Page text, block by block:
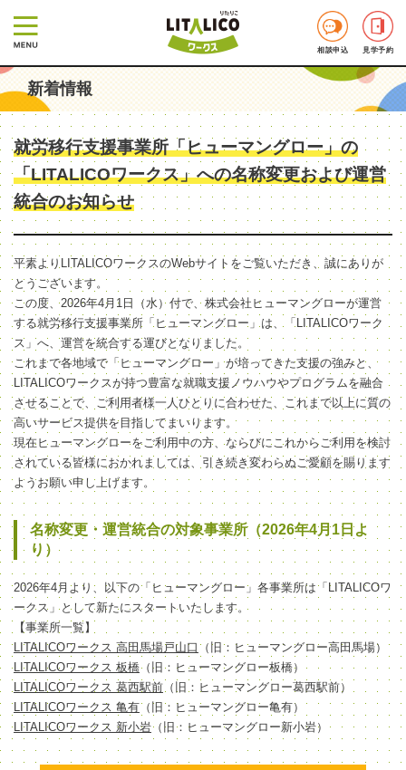
相談申込 見学予約
新着情報
就労移行支援事業所「ヒューマングロー」の
「LITALICOワークス」への名称変更および運営
統合のお知らせ
平素よりLITALICOワークスのWebサイトをご覧いただき、誠にありが
とうございます。
この度、2026年4月1日（水）付で、株式会社ヒューマングローが運営
する就労移行支援事業所「ヒューマングロー」は、「LITALICOワーク
ス」へ、運営を統合する運びとなりました。
これまで各地域で「ヒューマングロー」が培ってきた支援の強みと、
LITALICOワークスが持つ豊富な就職支援ノウハウやプログラムを融合
させることで、ご利用者様一人ひとりに合わせた、これまで以上に質の
高いサービス提供を目指してまいります。
現在ヒューマングローをご利用中の方、ならびにこれからご利用を検討
されている皆様におかれましては、引き続き変わらぬご愛顧を賜ります
ようお願い申し上げます。
名称変更・運営統合の対象事業所（2026年4月1日よ
り）
2026年4月より、以下の「ヒューマングロー」各事業所は「LITALICOワ
ークス」として新たにスタートいたします。
【事業所一覧】
LITALICOワークス 高田馬場戸山口 （旧：ヒューマングロー高田馬場）
LITALICOワークス 板橋（旧：ヒューマングロー板橋）
LITALICOワークス 葛西駅前 （旧：ヒューマングロー葛西駅前）
LITALICOワークス 亀有（旧：ヒューマングロー亀有）
LITALICOワークス 新小岩（旧：ヒューマングロー新小岩）